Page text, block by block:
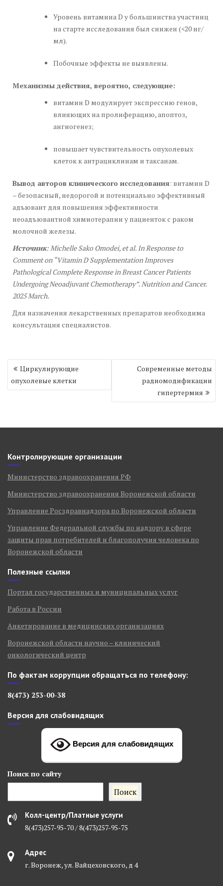
Уровень витамина D у большинства участниц
на старте исследования был снижен (<20 нг/
мл).
Побочные эффекты не выявлены.
Механизмы действия, вероятно, следующие:
витамин D модулирует экспрессию генов,
влияющих на пролиферацию, апоптоз,
ангиогенез;
повышает чувствительность опухолевых
клеток к антрациклинам и таксанам.
Вывод авторов клинического исследования: витамин D
– безопасный, недорогой и потенциально эффективный
адъювант для повышения эффективности
неоадъювантной химиотерапии у пациенток с раком
молочной железы.
Источник: Michelle Sako Omodei, et al. In Response to
Comment on “Vitamin D Supplementation Improves
Pathological Complete Response in Breast Cancer Patients
Undergoing Neoadjuvant Chemotherapy”. Nutrition and Cancer.
2025 March.
Для назначения лекарственных препаратов необходима
консультация специалистов.
Навигация
по
записям
Циркулирующие
опухолевые клетки
Современные методы
радиомодификации
гипертермия
Контролирующие организации
Министерство здравоохранения РФ
Министерство здравоохранения Воронежской области
Управление Росздравнадзора по Воронежской области
Управление Федеральной службы по надзору в сфере
защиты прав потребителей и благополучия человека по
Воронежской области
Полезные ссылки
Портал государственных и муниципальных услуг
Работа в России
Анкетирование в медицинских организациях
Воронежской области научно – клинический
онкологический центр
По фактам коррупции обращаться по телефону:
8(473) 253-00-38
Версия для слабовидящих
Версия для слабовидящих
Поиск по сайту
Поиск
Колл-центр/Платные услуги
8(473)257-95-70 / 8(473)257-95-75
Адрес
г. Воронеж, ул. Вайцеховского, д 4